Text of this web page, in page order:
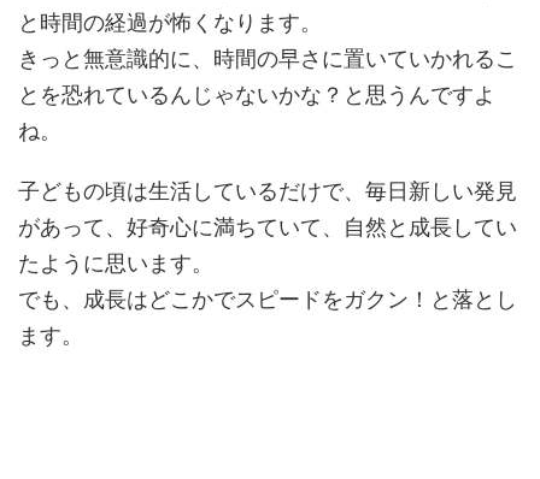
と時間の経過が怖くなります。
きっと無意識的に、時間の早さに置いていかれるこ
とを恐れているんじゃないかな？と思うんですよ
ね。
子どもの頃は生活しているだけで、毎日新しい発見
があって、好奇心に満ちていて、自然と成長してい
たように思います。
でも、成長はどこかでスピードをガクン！と落とし
ます。